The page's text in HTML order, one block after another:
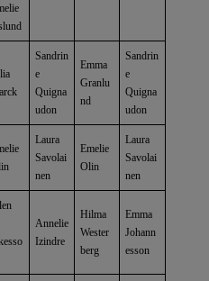
Sandrin
e
Quigna
udon
Emma
Granlu
nd
Sandrin
e
Quigna
udon
Laura
Savolai
nen
Emelie
Olin
Laura
Savolai
nen
Annelie
Izindre
Hilma
Wester
berg
Emma
Johann
esson